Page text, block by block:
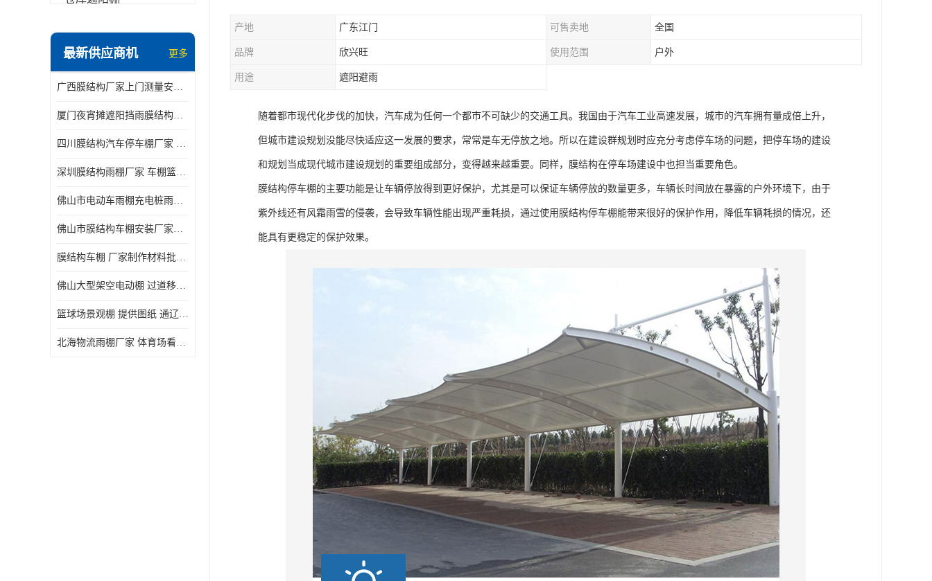
电动推拉雨棚
膜结构停景观棚
最新供应商机 更多
广西膜结构厂家上门测量安装发货，厂家发货没有差价
厦门夜宵摊遮阳挡雨膜结构雨棚设计 上门测量 款式多
四川膜结构汽车停车棚厂家 款式多 提供报价
深圳膜结构雨棚厂家 车棚篮球场体育看台 规格多样
佛山市电动车雨棚充电桩雨棚小区电动车棚
佛山市膜结构车棚安装厂家发货安装
膜结构车棚 厂家制作材料批发安装一体式工厂
佛山大型架空电动棚 过道移动雨蓬 屋轨道悬空棚免费测量
篮球场景观棚 提供图纸 通辽膜结构厂家
北海物流雨棚厂家 体育场看台雨棚 价格优惠
产地 广东江门 可售卖地 全国
品牌 欣兴旺 使用范围 户外
用途 遮阳避雨
随着都市现代化步伐的加快，汽车成为任何一个都市不可缺少的交通工具。我国由于汽车工业高速发展，城市的汽车拥有量成倍上升，
但城市建设规划没能尽快适应这一发展的要求，常常是车无停放之地。所以在建设群规划时应充分考虑停车场的问题，把停车场的建设
和规划当成现代城市建设规划的重要组成部分，变得越来越重要。同样，膜结构在停车场建设中也担当重要角色。
膜结构停车棚的主要功能是让车辆停放得到更好保护，尤其是可以保证车辆停放的数量更多，车辆长时间放在暴露的户外环境下，由于
紫外线还有风霜雨雪的侵袭，会导致车辆性能出现严重耗损，通过使用膜结构停车棚能带来很好的保护作用，降低车辆耗损的情况，还
能具有更稳定的保护效果。